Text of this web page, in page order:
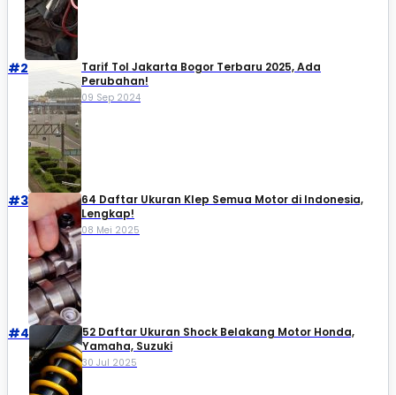
#2
Tarif Tol Jakarta Bogor Terbaru 2025, Ada
Perubahan!
09 Sep 2024
#3
64 Daftar Ukuran Klep Semua Motor di Indonesia,
Lengkap!
08 Mei 2025
#4
52 Daftar Ukuran Shock Belakang Motor Honda,
Yamaha, Suzuki​
30 Jul 2025